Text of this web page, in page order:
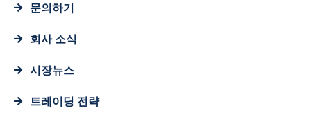
문의하기
회사 소식
시장뉴스
트레이딩 전략